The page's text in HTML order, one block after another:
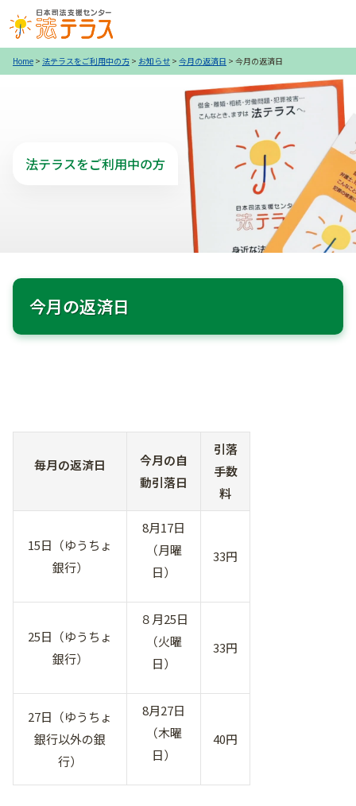
Home > 法テラスをご利用中の方 > お知らせ > 今月の返済日 > 今月の返済日
法テラスをご利用中の方
今月の返済日
毎月の返済日
今月の自
動引落日
引落
手数
料
15日（ゆうちょ
銀行）
8月17日
（月曜
日）
33円
25日（ゆうちょ
銀行）
８月25日
（火曜
日）
33円
27日（ゆうちょ
銀行以外の銀
行）
8月27日
（木曜
日）
40円